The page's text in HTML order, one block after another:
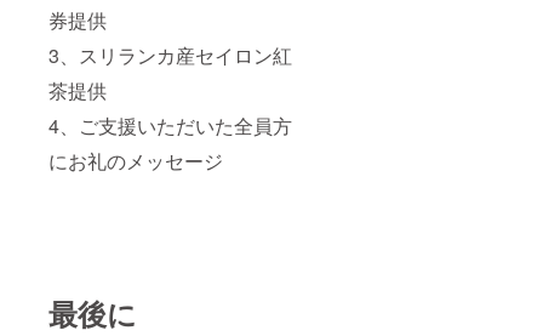
券提供
3、スリランカ産セイロン紅
茶提供
4、ご支援いただいた全員方
にお礼のメッセージ
最後に